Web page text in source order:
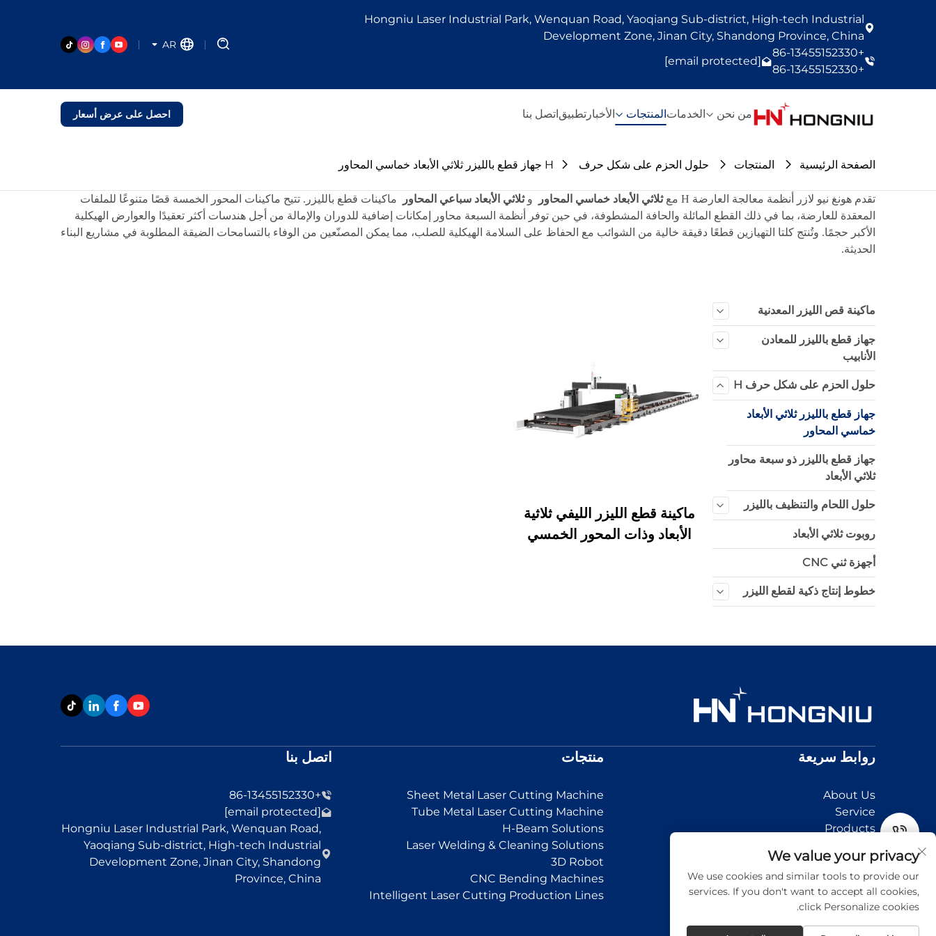
Hongniu Laser Industrial Park, Wenquan Road, Yaoqiang Sub-district, High-tech Industrial
Development Zone, Jinan City, Shandong Province, China
+86-13455152330
+86-13455152330
[email protected]
AR
من نحن الخدماتالمنتجات الأخبار تطبيقاتصل بنا احصل على عرض أسعار
الصفحة الرئيسية المنتجات حلول الحزم على شكل حرف H جهاز قطع بالليزر ثلاثي الأبعاد خماسي المحاور
تقدم هونغ نيو لازر أنظمة معالجة العارضة H مع ثلاثي الأبعاد خماسي المحاور وثلاثي الأبعاد سباعي المحاور
ماكينات قطع بالليزر. تتيح ماكينات المحور الخمسة قصًا متنوعًا للملفات
المعقدة للعارضة، بما في ذلك القطع المائلة والحافة المشطوفة، في حين توفر أنظمة السبعة محاور إمكانات إضافية للدوران والإمالة من أجل هندسات أكثر تعقيدًا والعوارض الهيكلية
الأكبر حجمًا. وتُنتج كلتا التهيازين قطعًا دقيقة خالية من الشوائب مع الحفاظ على السلامة الهيكلية للصلب، مما يمكن المصنّعين من الوفاء بالتسامحات الضيقة المطلوبة في مشاريع البناء
الحديثة.
ماكينة قص الليزر المعدنية
جهاز قطع بالليزر للمعادن
الأنابيب
حلول الحزم على شكل حرف H
جهاز قطع بالليزر ثلاثي الأبعاد
خماسي المحاور
جهاز قطع بالليزر ذو سبعة محاور
ثلاثي الأبعاد
حلول اللحام والتنظيف بالليزر
روبوت ثلاثي الأبعاد
أجهزة ثني CNC
خطوط إنتاج ذكية لقطع الليزر
ماكينة قطع الليزر الليفي ثلاثية
الأبعاد وذات المحور الخمسي
روابط سريعة
About Us
Service
Products
Application
Contact Us
منتجات
Sheet Metal Laser Cutting Machine
Tube Metal Laser Cutting Machine
H-Beam Solutions
Laser Welding & Cleaning Solutions
3D Robot
CNC Bending Machines
Intelligent Laser Cutting Production Lines
اتصل بنا
+86-13455152330
[email protected]
Hongniu Laser Industrial Park, Wenquan Road,
Yaoqiang Sub-district, High-tech Industrial
Development Zone, Jinan City, Shandong
Province, China
Email
We value your privacy
We use cookies and similar tools to provide our
services. If you don't want to accept all cookies,
click Personalize cookies.